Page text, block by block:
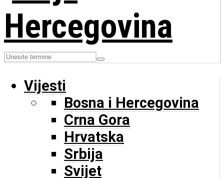
Vijesti
Bosna i Hercegovina
Crna Gora
Hrvatska
Srbija
Svijet